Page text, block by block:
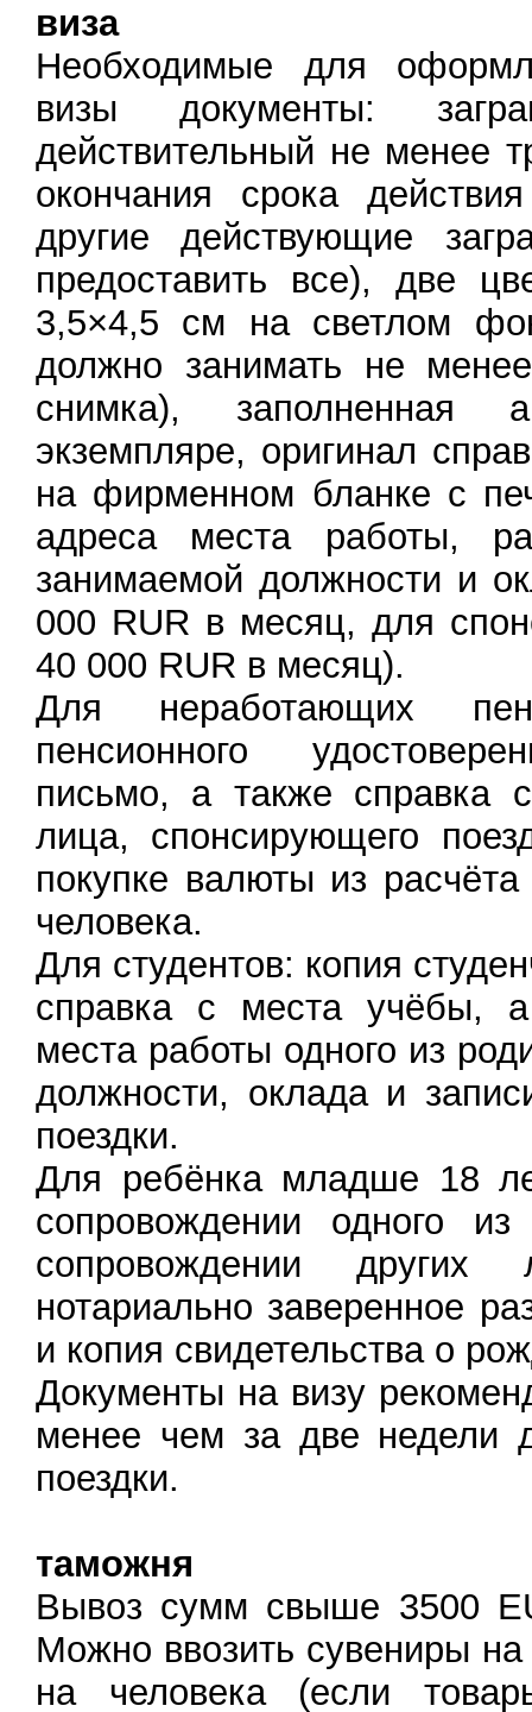
виза
Необходимые для
визы документы:
действительный не менее
окончания срока
другие действующие
предоставить все), две
3,5×4,5 см на светлом
должно занимать не
снимка), заполненная
экземпляре, оригинал
на фирменном бланке с
адреса места работы,
занимаемой должности и
000 RUR в месяц, для
40 000 RUR в месяц).
Для неработающих
пенсионного
письмо, а также справка
лица, спонсирующего
покупке валюты из
человека.
Для студентов: копия
справка с места учёбы,
места работы одного из
должности, оклада и
поездки.
Для ребёнка младше 18
сопровождении одного
сопровождении других
нотариально заверенное
и копия свидетельства о
Документы на визу
менее чем за две недели
поездки.
таможня
Вывоз сумм свыше 3500
Можно ввозить сувениры
на человека (если